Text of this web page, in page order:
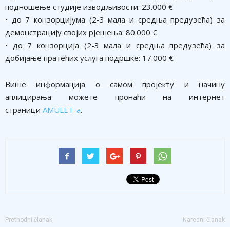
подношење студије изводљивости: 23.000 €
• до 7 конзорцијума (2-3 мала и средња предузећа) за
демонстрацију својих рјешења: 80.000 €
• до 7 конзорција (2-3 мала и средња предузећа) за
добијање пратећих услуга подршке: 17.000 €
Више информација о самом пројекту и начину
аплицирања можете пронаћи на интернет
страници AMULET-a.
Prethodni članak Naredni članak